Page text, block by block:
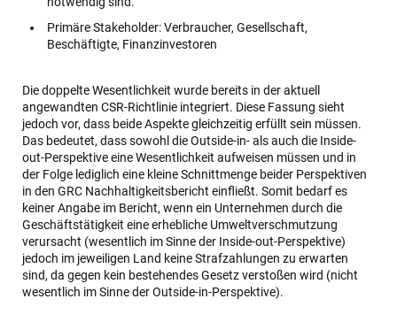
Primäre Stakeholder: Verbraucher, Gesellschaft,
Beschäftigte, Finanzinvestoren
Die doppelte Wesentlichkeit wurde bereits in der aktuell
angewandten CSR-Richtlinie integriert. Diese Fassung sieht
jedoch vor, dass beide Aspekte gleichzeitig erfüllt sein müssen.
Das bedeutet, dass sowohl die Outside-in- als auch die Inside-
out-Perspektive eine Wesentlichkeit aufweisen müssen und in
der Folge lediglich eine kleine Schnittmenge beider Perspektiven
in den GRC Nachhaltigkeitsbericht einfließt. Somit bedarf es
keiner Angabe im Bericht, wenn ein Unternehmen durch die
Geschäftstätigkeit eine erhebliche Umweltverschmutzung
verursacht (wesentlich im Sinne der Inside-out-Perspektive)
jedoch im jeweiligen Land keine Strafzahlungen zu erwarten
sind, da gegen kein bestehendes Gesetz verstoßen wird (nicht
wesentlich im Sinne der Outside-in-Perspektive).